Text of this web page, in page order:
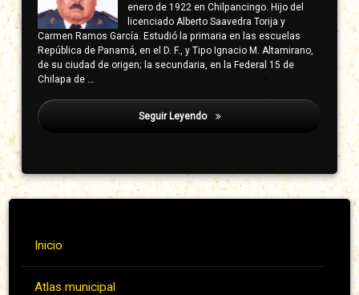
enero de 1922 en Chilpancingo. Hijo del
licenciado Alberto Saavedra Torija y
Carmen Ramos García. Estudió la primaria en las escuelas
República de Panamá, en el D. F., y Tipo Ignacio M. Altamirano,
de su ciudad de origen; la secundaria, en la Federal 15 de
Chilapa de …
Seguir Leyendo Álvarez Sotelo, Wilfrido
Inicio
Atlas municipal